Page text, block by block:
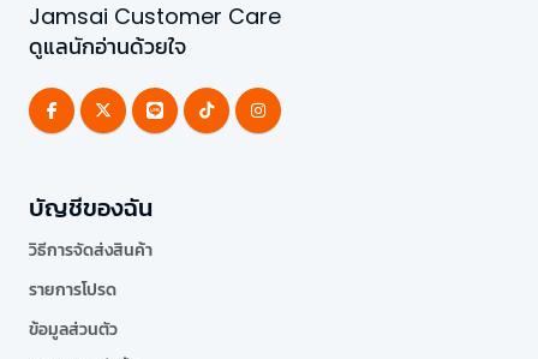
Jamsai Customer Care
ดูแลนักอ่านด้วยใจ
บัญชีของฉัน
วิธีการจัดส่งสินค้า
รายการโปรด
ข้อมูลส่วนตัว